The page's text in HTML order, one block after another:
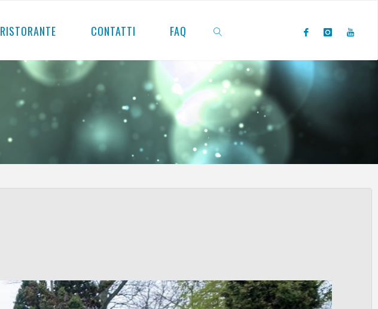
RISTORANTE CONTATTI FAQ
CERCA